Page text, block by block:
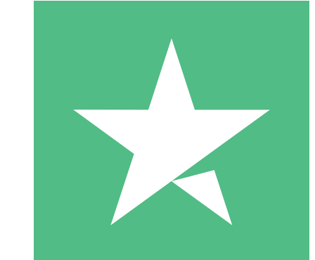
10 Downloads
20 00